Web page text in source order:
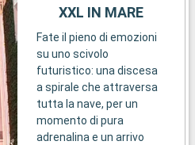
XXL IN MARE
Fate il pieno di emozioni
su uno scivolo
futuristico: una discesa
a spirale che attraversa
tutta la nave, per un
momento di pura
adrenalina e un arrivo